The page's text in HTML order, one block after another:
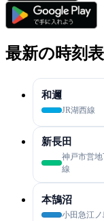
最新の時刻
和邇
JR湖西線
新長田
神戸市営
線
本鵠沼
小田急江ノ